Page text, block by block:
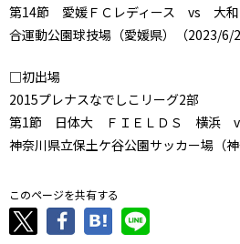
第14節 愛媛ＦＣレディース vs 大和
合運動公園球技場（愛媛県）（2023/6/
□初出場
2015プレナスなでしこリーグ2部
第1節 日体大 ＦＩＥＬＤＳ 横浜
神奈川県立保土ケ谷公園サッカー場（
このページを共有する